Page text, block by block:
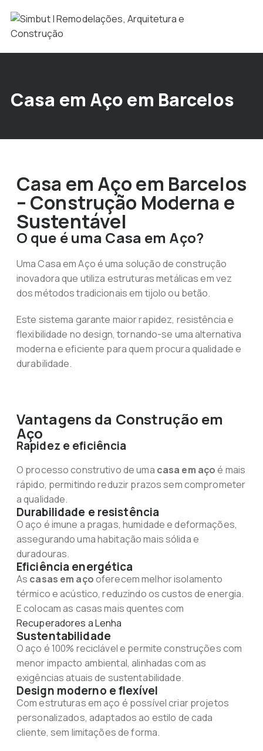
Casa em Aço em Barcelos
Casa em Aço em Barcelos
– Construção Moderna e
Sustentável
O que é uma Casa em Aço?
Uma Casa em Aço é uma solução de construção
inovadora que utiliza estruturas metálicas em vez
dos métodos tradicionais em tijolo ou betão.
Este sistema garante maior rapidez, resistência e
flexibilidade no design, tornando-se uma alternativa
moderna e eficiente para quem procura qualidade e
durabilidade.
Vantagens da Construção em
Aço
Rapidez e eficiência
O processo construtivo de uma casa em açoé mais
rápido, permitindo reduzir prazos sem comprometer
a qualidade.
Durabilidade e resistência
O aço é imune a pragas, humidade e deformações,
assegurando uma habitação mais sólida e
duradouras.
Eficiência energética
As casas em açooferecem melhor isolamento
térmico e acústico, reduzindo os custos de energia.
E colocam as casas mais quentes com
Recuperadores a Lenha
Sustentabilidade
O aço é 100% reciclável e permite construções com
menor impacto ambiental, alinhadas com as
exigências atuais de sustentabilidade.
Design moderno e flexível
Com estruturas em aço é possível criar projetos
personalizados, adaptados ao estilo de cada
cliente, sem limitações de forma.